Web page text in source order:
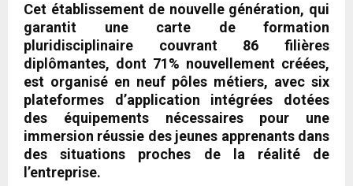
Cet établissement de nouvelle génération, qui
garantit une carte de formation
pluridisciplinaire couvrant 86 filières
diplômantes, dont 71% nouvellement créées,
est organisé en neuf pôles métiers, avec six
plateformes d’application intégrées dotées
des équipements nécessaires pour une
immersion réussie des jeunes apprenants dans
des situations proches de la réalité de
l’entreprise.